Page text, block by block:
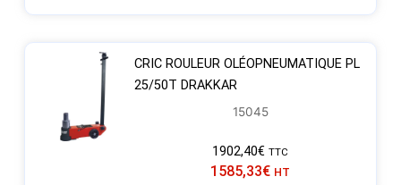
CRIC ROULEUR OLÉOPNEUMATIQUE PL
25/50T DRAKKAR
15045
1902,40€ TTC
1585,33€ HT